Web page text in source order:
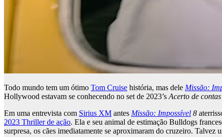
Todo mundo tem um ótimo Tom Cruise história, mas dele Missão:
Hollywood estavam se conhecendo no set de 2023’sAcerto de
Em uma entrevista com Sirius XM antes Missão: Impossível 8
2023 Thriller de ação. Ela e seu animal de estimação Bulldogs
surpresa, os cães imediatamente se aproximaram do cruzeiro. Talvez